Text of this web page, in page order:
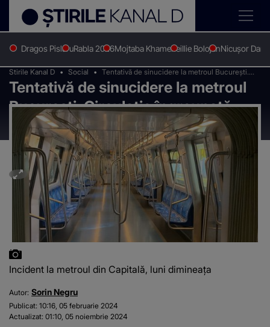
Dragos PislaruRabla 2026Mojtaba KhameneiIlie BolojanNicușor Dan
Stirile Kanal D Social
Tentativă de sinucidere la metroul București.
Circulație îngreunată - UPDATE
Tentativă de sinucidere la metroul
București. Circulație îngreunată -
UPDATE
Incident la metroul din Capitală, luni dimineața
Autor: Sorin Negru
Publicat: 10:16, 05 februarie 2024
Actualizat: 01:10, 05 noiembrie 2024